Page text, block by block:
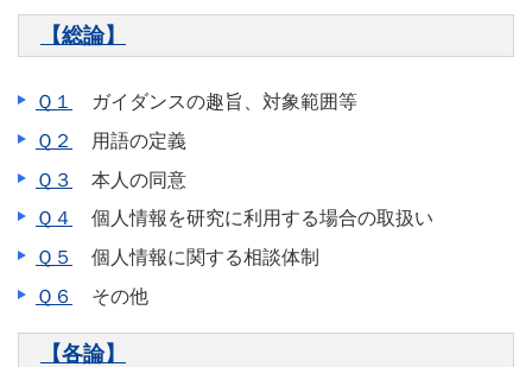
【総論】
Ｑ１
ガイダンスの趣旨、対象範囲等
Ｑ２
用語の定義
Ｑ３
本人の同意
Ｑ４
個人情報を研究に利用する場合の取扱い
Ｑ５
個人情報に関する相談体制
Ｑ６
その他
【各論】